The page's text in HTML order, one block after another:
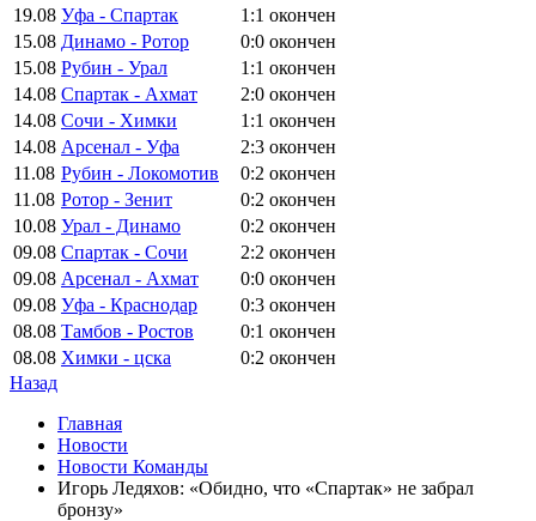
19.08 Уфа - Спартак 1:1 окончен
15.08 Динамо - Ротор 0:0 окончен
15.08 Рубин - Урал 1:1 окончен
14.08 Спартак - Ахмат 2:0 окончен
14.08 Сочи - Химки 1:1 окончен
14.08 Арсенал - Уфа 2:3 окончен
11.08 Рубин - Локомотив 0:2 окончен
11.08 Ротор - Зенит 0:2 окончен
10.08 Урал - Динамо 0:2 окончен
09.08 Спартак - Сочи 2:2 окончен
09.08 Арсенал - Ахмат 0:0 окончен
09.08 Уфа - Краснодар 0:3 окончен
08.08 Тамбов - Ростов 0:1 окончен
08.08 Химки - цска 0:2 окончен
Назад
Главная
Новости
Новости Команды
Игорь Ледяхов: «Обидно, что «Спартак» не забрал
бронзу»